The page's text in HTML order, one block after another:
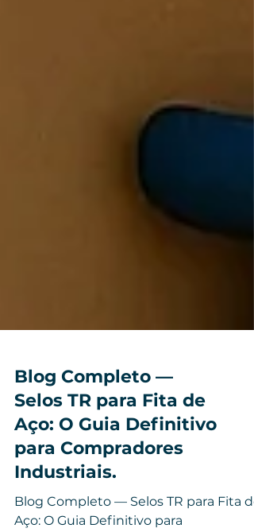
Blog Completo —
Selos TR para Fita de
Aço: O Guia Definitivo